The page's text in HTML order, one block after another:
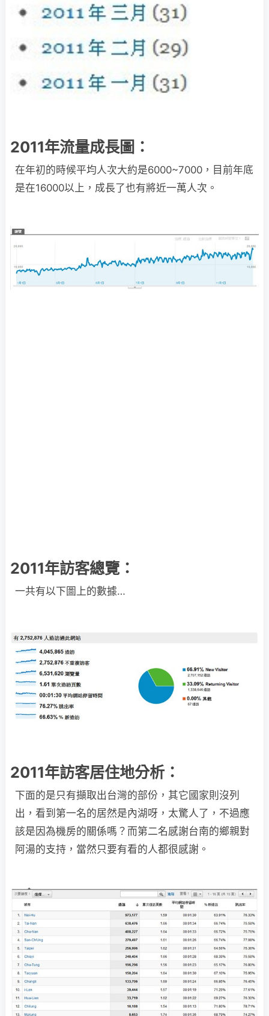
2011年流量成長圖：
在年初的時候平均人次大約是6000~7000，目前年底
是在16000以上，成長了也有將近一萬人次。
2011年訪客總覽：
一共有以下圖上的數據…
2011年訪客居住地分析：
下面的是只有擷取出台灣的部份，其它國家則沒列
出，看到第一名的居然是內湖呀，太驚人了，不過應
該是因為機房的關係嗎？而第二名感謝台南的鄉親對
阿湯的支持，當然只要有看的人都很感謝。